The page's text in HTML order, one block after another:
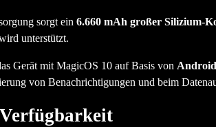
sorgt ein 6.660 mAh großer Silizium-
unterstützt.
Gerät mit MagicOS 10 auf Basis von
von Benachrichtigungen und beim